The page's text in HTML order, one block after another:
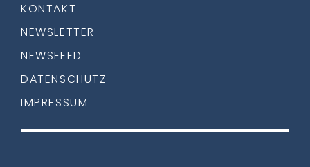
KONTAKT
NEWSLETTER
NEWSFEED
DATENSCHUTZ
IMPRESSUM